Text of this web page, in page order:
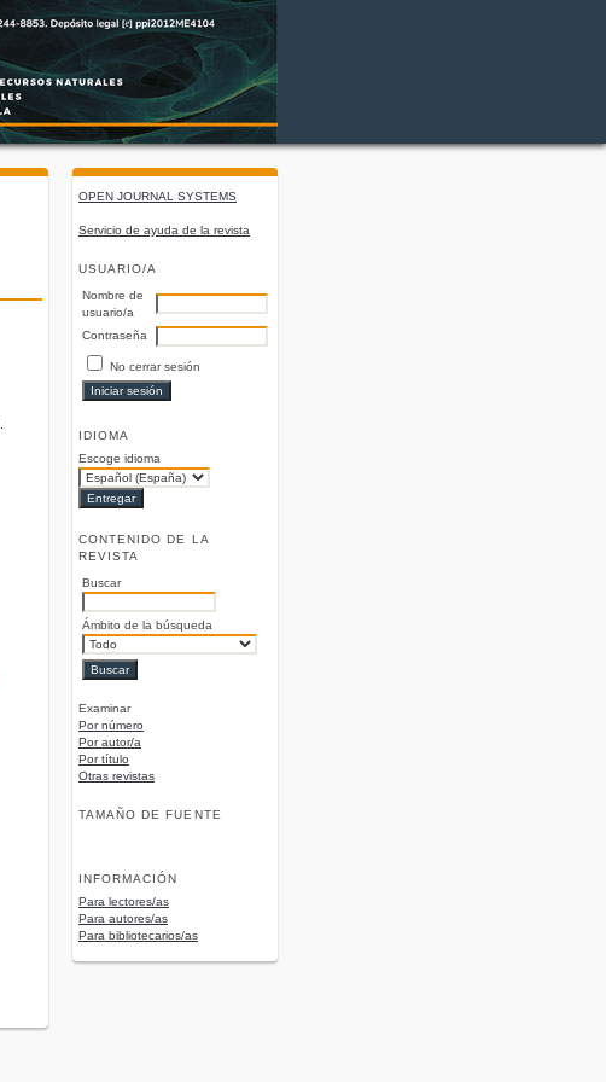
OPEN JOURNAL SYSTEMS
Servicio de ayuda de la revista
USUARIO/A
Nombre de
usuario/a
Contraseña
No cerrar sesión
IDIOMA
Escoge idioma
CONTENIDO DE LA
REVISTA
Buscar
Ámbito de la búsqueda
Examinar
Por número
Por autor/a
Por título
Otras revistas
TAMAÑO DE FUENTE
INFORMACIÓN
Para lectores/as
Para autores/as
Para bibliotecarios/as